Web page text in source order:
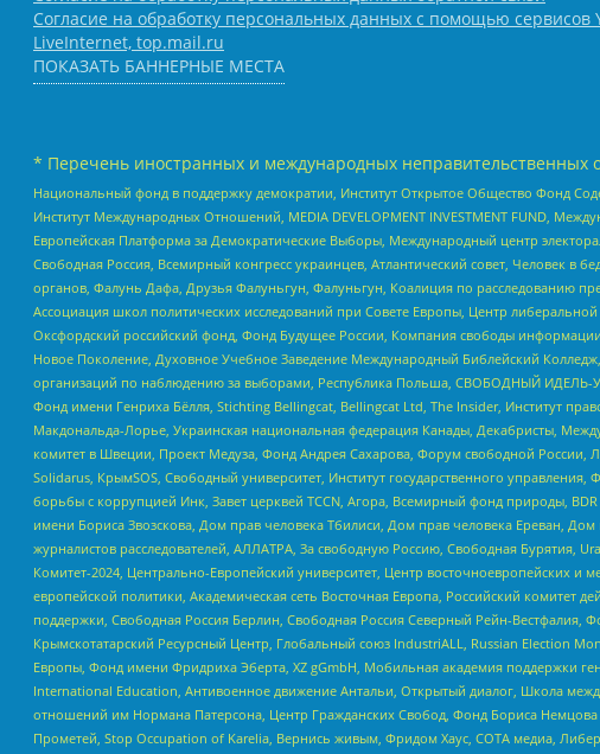
Согласие на обработку персональных данных с помощью сервисов
LiveInternet, top.mail.ru
ПОКАЗАТЬ БАННЕРНЫЕ МЕСТА
* Перечень иностранных и международных неправительственных
Национальный фонд в поддержку демократии, Институт Открытое Общество Фонд
Институт Международных Отношений, MEDIA DEVELOPMENT INVESTMENT FUND,
Европейская Платформа за Демократические Выборы, Международный центр
Свободная Россия, Всемирный конгресс украинцев, Атлантический совет, Человек
органов, Фалунь Дафа, Друзья Фалуньгун, Фалуньгун, Коалиция по расследованию
Ассоциация школ политических исследований при Совете Европы, Центр
Оксфордский российский фонд, Фонд Будущее России, Компания свободы
Новое Поколение, Духовное Учебное Заведение Международный Библейский
организаций по наблюдению за выборами, Республика Польша, СВОБОДНЫЙ ИДЕЛЬ-
Фонд имени Генриха Бёлля, Stichting Bellingcat, Bellingcat Ltd, The Insider, Институт
Макдональда-Лорье, Украинская национальная федерация Канады, Декабристы,
комитет в Швеции, Проект Медуза, Фонд Андрея Сахарова, Форум свободной
Solidarus, КрымSOS, Свободный университет, Институт государственного
борьбы с коррупцией Инк, Завет церквей TCCN, Агора, Всемирный фонд природы,
имени Бориса Звозскова, Дом прав человека Тбилиси, Дом прав человека Ереван,
журналистов расследователей, АЛЛАТРА, За свободную Россию, Свободная Бурятия,
Комитет-2024, Центрально-Европейский университет, Центр восточноевропейских
европейской политики, Академическая сеть Восточная Европа, Российский комитет
поддержки, Свободная Россия Берлин, Свободная Россия Северный Рейн-Вестфалия,
Крымскотатарский Ресурсный Центр, Глобальный союз IndustriALL, Russian Election
Европы, Фонд имени Фридриха Эберта, XZ gGmbH, Мобильная академия поддержки
International Education, Антивоенное движение Антальи, Открытый диалог, Школа
отношений им Нормана Патерсона, Центр Гражданских Свобод, Фонд Бориса
Прометей, Stop Occupation of Karelia, Вернись живым, Фридом Хаус, СОТА медиа,